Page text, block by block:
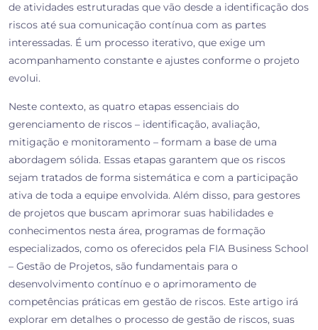
de atividades estruturadas que vão desde a identificação dos
riscos até sua comunicação contínua com as partes
interessadas. É um processo iterativo, que exige um
acompanhamento constante e ajustes conforme o projeto
evolui.
Neste contexto, as quatro etapas essenciais do
gerenciamento de riscos – identificação, avaliação,
mitigação e monitoramento – formam a base de uma
abordagem sólida. Essas etapas garantem que os riscos
sejam tratados de forma sistemática e com a participação
ativa de toda a equipe envolvida. Além disso, para gestores
de projetos que buscam aprimorar suas habilidades e
conhecimentos nesta área, programas de formação
especializados, como os oferecidos pela FIA Business School
– Gestão de Projetos, são fundamentais para o
desenvolvimento contínuo e o aprimoramento de
competências práticas em gestão de riscos. Este artigo irá
explorar em detalhes o processo de gestão de riscos, suas